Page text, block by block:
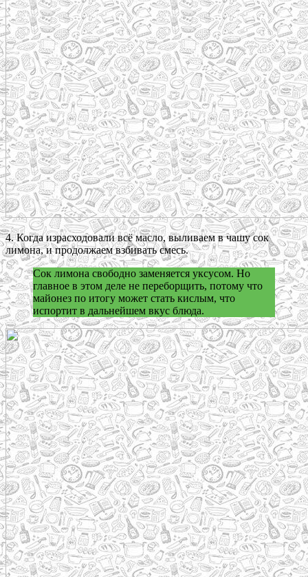
4. Когда израсходовали всё масло, выливаем в чашу сок
лимона, и продолжаем взбивать смесь.
Сок лимона свободно заменяется уксусом. Но
главное в этом деле не переборщить, потому что
майонез по итогу может стать кислым, что
испортит в дальнейшем вкус блюда.